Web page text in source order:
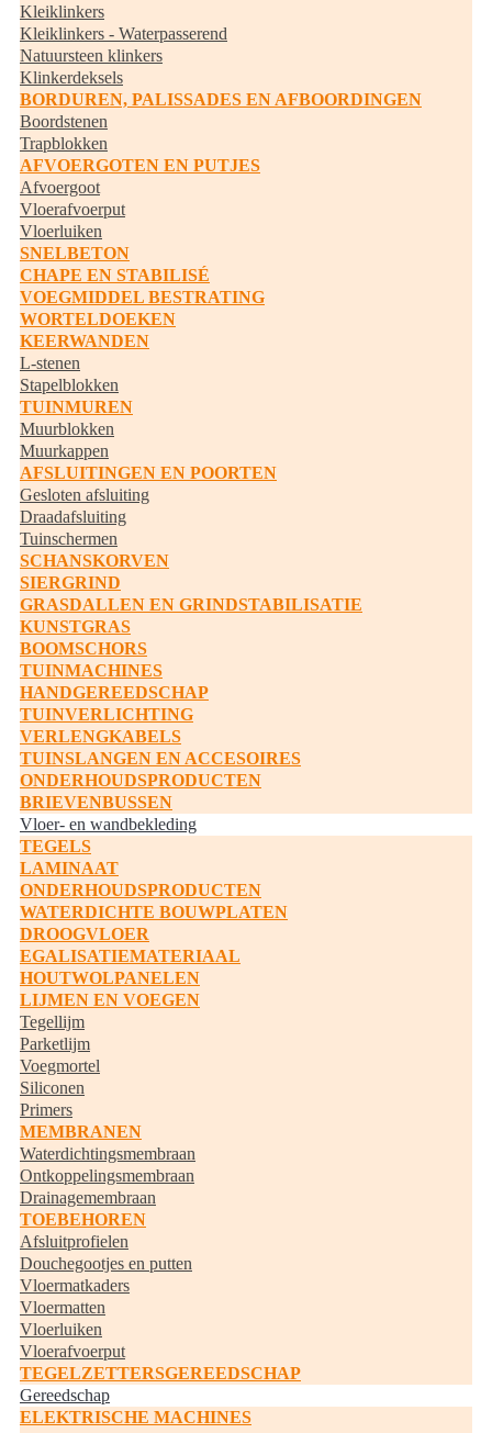
Kleiklinkers
Kleiklinkers - Waterpasserend
Natuursteen klinkers
Klinkerdeksels
BORDUREN, PALISSADES EN AFBOORDINGEN
Boordstenen
Trapblokken
AFVOERGOTEN EN PUTJES
Afvoergoot
Vloerafvoerput
Vloerluiken
SNELBETON
CHAPE EN STABILISÉ
VOEGMIDDEL BESTRATING
WORTELDOEKEN
KEERWANDEN
L-stenen
Stapelblokken
TUINMUREN
Muurblokken
Muurkappen
AFSLUITINGEN EN POORTEN
Gesloten afsluiting
Draadafsluiting
Tuinschermen
SCHANSKORVEN
SIERGRIND
GRASDALLEN EN GRINDSTABILISATIE
KUNSTGRAS
BOOMSCHORS
TUINMACHINES
HANDGEREEDSCHAP
TUINVERLICHTING
VERLENGKABELS
TUINSLANGEN EN ACCESOIRES
ONDERHOUDSPRODUCTEN
BRIEVENBUSSEN
Vloer- en wandbekleding
TEGELS
LAMINAAT
ONDERHOUDSPRODUCTEN
WATERDICHTE BOUWPLATEN
DROOGVLOER
EGALISATIEMATERIAAL
HOUTWOLPANELEN
LIJMEN EN VOEGEN
Tegellijm
Parketlijm
Voegmortel
Siliconen
Primers
MEMBRANEN
Waterdichtingsmembraan
Ontkoppelingsmembraan
Drainagemembraan
TOEBEHOREN
Afsluitprofielen
Douchegootjes en putten
Vloermatkaders
Vloermatten
Vloerluiken
Vloerafvoerput
TEGELZETTERSGEREEDSCHAP
Gereedschap
ELEKTRISCHE MACHINES